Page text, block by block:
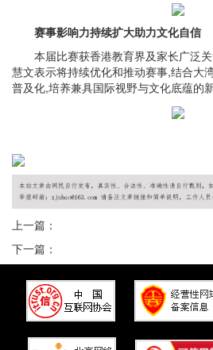
赛事影响力持续扩大助力文化自信
本届比赛获香港教育界及家长广泛
慧文表示将持续优化和推动赛事,结合大
普及化,培养兼具国际视野与文化底蕴的新
上一篇：
下一篇：